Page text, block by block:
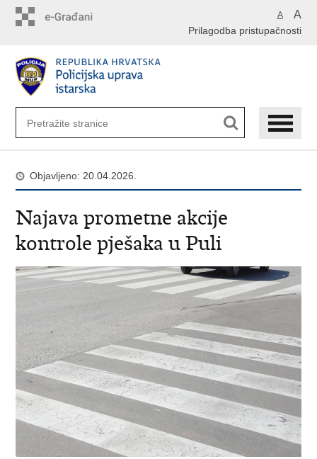
A A
Prilagodba pristupačnosti
Objavljeno: 20.04.2026.
Najava prometne akcije
kontrole pješaka u Puli